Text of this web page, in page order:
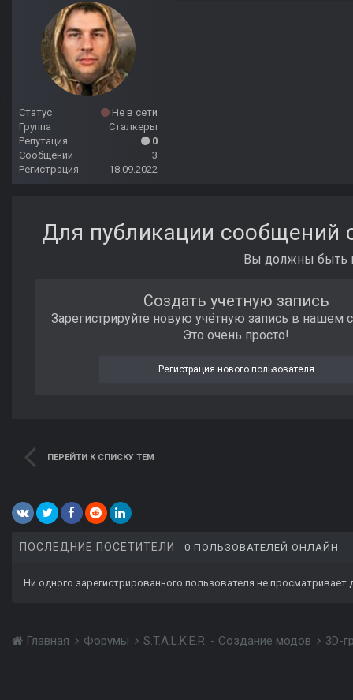
Статус
Не в сети
Группа
Сталкеры
Репутация
0
Сообщений
3
Регистрация
18.09.2022
Для публикации сообщений
Вы должны быть
Создать учетную запись
Зарегистрируйте новую учётную запись в нашем
Это очень просто!
Регистрация нового пользователя
ПЕРЕЙТИ К СПИСКУ ТЕМ
ПОСЛЕДНИЕ ПОСЕТИТЕЛИ 0 ПОЛЬЗОВАТЕЛЕЙ ОНЛАЙН
Ни одного зарегистрированного пользователя не просматривает
Главная Форумы S.T.A.L.K.E.R. - Создание модов 3D-